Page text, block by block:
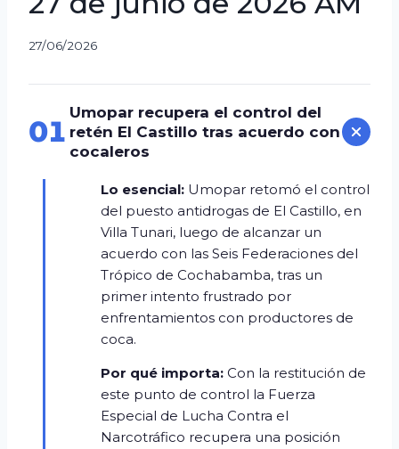
27/06/2026
01
Umopar recupera el control del
retén El Castillo tras acuerdo con
cocaleros
Lo esencial: Umopar retomó el control
del puesto antidrogas de El Castillo, en
Villa Tunari, luego de alcanzar un
acuerdo con las Seis Federaciones del
Trópico de Cochabamba, tras un
primer intento frustrado por
enfrentamientos con productores de
coca.
Por qué importa: Con la restitución de
este punto de control la Fuerza
Especial de Lucha Contra el
Narcotráfico recupera una posición